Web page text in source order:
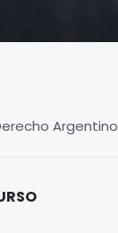
Argentino